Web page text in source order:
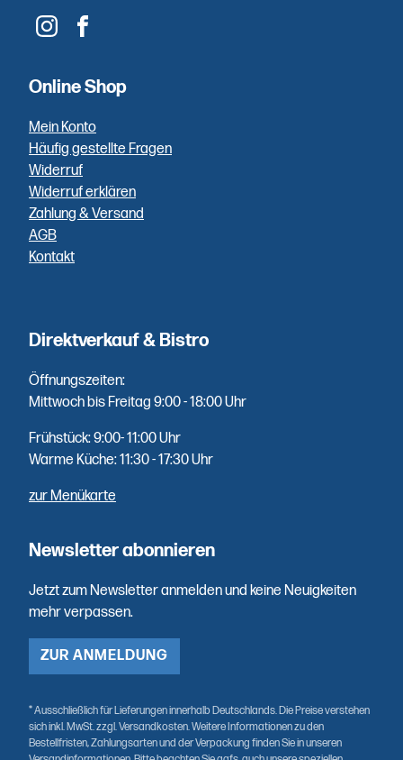
Sie zahlen
per PayPal,
Vorkasse
oder Bar
bei
Abholung.
Qualität
Fisch aus
erster Hand
die Woche
direkt
geliefert.
Online Shop
Mein Konto
Häufig gestellte Fragen
Widerruf
Widerruf erklären
Zahlung & Versand
AGB
Kontakt
Direktverkauf & Bistro
Öffnungszeiten:
Mittwoch bis Freitag 9:00 - 18:00 Uhr
Frühstück: 9:00- 11:00 Uhr
Warme Küche: 11:30 - 17:30 Uhr
zur Menükarte
Newsletter abonnieren
Jetzt zum Newsletter anmelden und keine Neuigkeiten
mehr verpassen.
ZUR ANMELDUNG
* Ausschließlich für Lieferungen innerhalb Deutschlands. Die Preise verstehen
sich inkl. MwSt. zzgl. Versandkosten. Weitere Informationen zu den
Bestellfristen, Zahlungsarten und der Verpackung finden Sie in unseren